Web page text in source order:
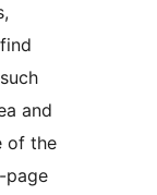
and
of the
page